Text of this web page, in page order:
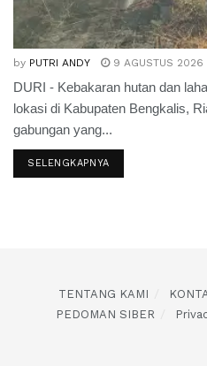
by PUTRI ANDY 9 AGUSTUS 2026
DURI - Kebakaran hutan dan
lokasi di Kabupaten Bengkalis,
gabungan yang...
SELENGKAPNYA
TENTANG KAMI
PEDOMAN SIBER